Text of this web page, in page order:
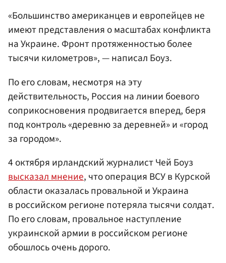
«Большинство американцев и европейцев не
имеют представления о масштабах конфликта
на Украине. Фронт протяженностью более
тысячи километров», — написал Боуз.
По его словам, несмотря на эту
действительность, Россия на линии боевого
соприкосновения продвигается вперед, беря
под контроль «деревню за деревней» и «город
за городом».
4 октября ирландский журналист Чей Боуз
высказал мнение, что операция ВСУ в Курской
области оказалась провальной и Украина
в российском регионе потеряла тысячи солдат.
По его словам, провальное наступление
украинской армии в российском регионе
обошлось очень дорого.